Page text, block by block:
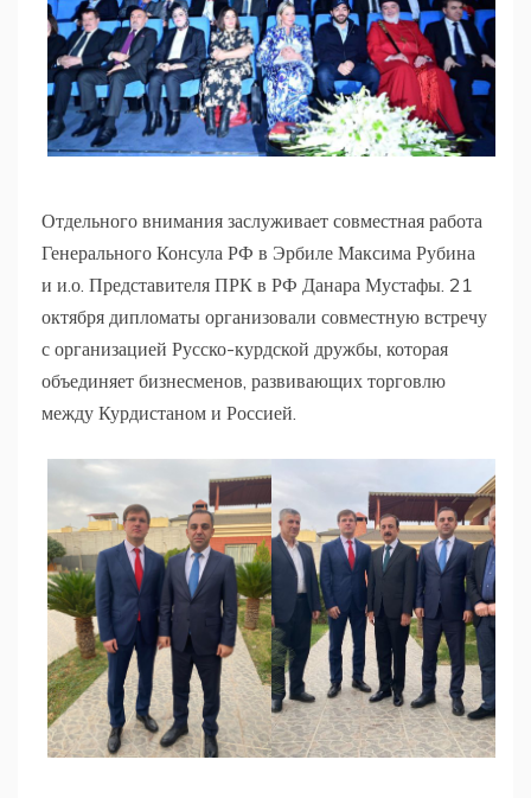
Отдельного внимания заслуживает совместная работа
Генерального Консула РФ в Эрбиле Максима Рубина
и и.о. Представителя ПРК в РФ Данара Мустафы. 21
октября дипломаты организовали совместную встречу
с организацией Русско-курдской дружбы, которая
объединяет бизнесменов, развивающих торговлю
между Курдистаном и Россией.